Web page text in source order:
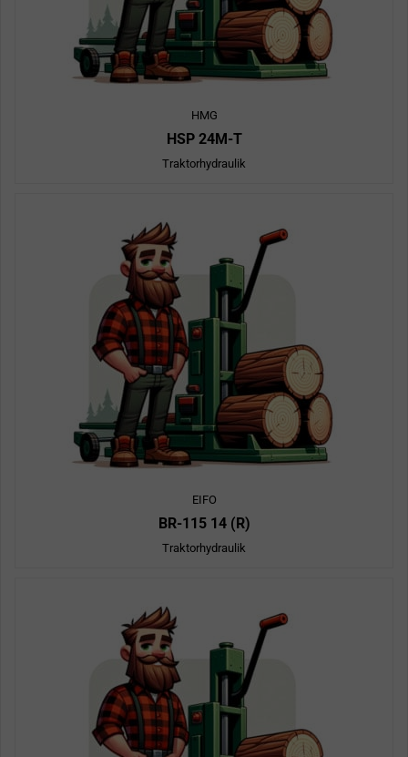
HMG
HSP 24M-T
Traktorhydraulik
EIFO
BR-115 14 (R)
Traktorhydraulik